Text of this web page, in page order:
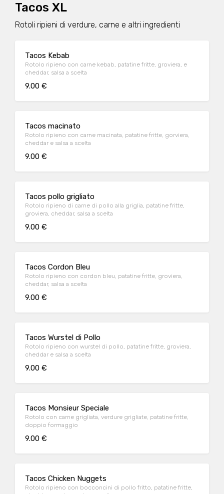
Tacos XL
Rotoli ripieni di verdure, carne e altri ingredienti
Tacos Kebab
Rotolo ripieno con carne kebab, patatine fritte, groviera, e
cheddar, salsa a scelta
9.00 €
Tacos macinato
Rotolo ripieno con carne macinata, patatine fritte, gorviera,
cheddar e salsa a scelta
9.00 €
Tacos pollo grigliato
Rotolo ripieno di carne di pollo alla griglia, patatine fritte,
groviera, cheddar, salsa a scelta
9.00 €
Tacos Cordon Bleu
Rotolo ripieno con cordon bleu, patatine fritte, groviera,
cheddar, salsa a scelta
9.00 €
Tacos Wurstel di Pollo
Rotolo ripieno con wurstel di pollo, patatine fritte, groviera,
cheddar e salsa a scelta
9.00 €
Tacos Monsieur Speciale
Rotolo con carne grigliata, verdure grigliate, patatine fritte,
doppio formaggio
9.00 €
Tacos Chicken Nuggets
Rotolo ripieno con bocconcini di pollo fritto, patatine fritte,